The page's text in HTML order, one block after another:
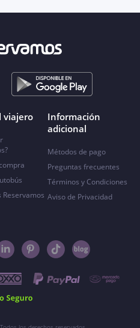
viajero
Información
adicional
Métodos de pago
Preguntas frecuentes
Términos y Condiciones
Aviso de Privacidad